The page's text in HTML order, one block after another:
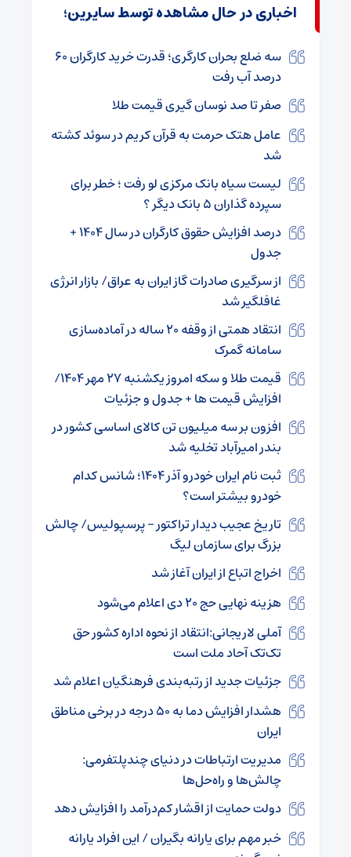
اخباری در حال مشاهده توسط سایرین؛
سه ضلع بحران کارگری؛ قدرت خرید کارگران ۶۰
درصد آب رفت
صفر تا صد نوسان گیری قیمت طلا
عامل هتک حرمت به قرآن کریم در سوئد کشته
شد
لیست سیاه بانک مرکزی لو رفت ؛ خطر برای
سپرده گذاران ۵ بانک دیگر ؟
درصد افزایش حقوق کارگران در سال ۱۴۰۴ +
جدول
از سرگیری صادرات گاز ایران به عراق/ بازار انرژی
غافلگیر شد
انتقاد همتی از وقفه ۲۰ ساله در آماده‌سازی
سامانه گمرک
قیمت طلا و سکه امروز یکشنبه ۲۷ مهر ۱۴۰۴/
افزایش قیمت ها + جدول و جزئیات
افزون بر سه میلیون تن کالای اساسی کشور در
بندر امیرآباد تخلیه شد
ثبت‌ نام ایران‌ خودرو آذر ۱۴۰۴؛ شانس کدام
خودرو بیشتر است؟
تاریخ عجیب دیدار تراکتور – پرسپولیس/ چالش
بزرگ برای سازمان لیگ
اخراج اتباع از ایران آغاز شد
هزینه نهایی حج ۲۰ دی اعلام می‌شود
آملی لاریجانی:انتقاد از نحوه اداره کشور حق
تک‌تک آحاد ملت است
جزئیات جدید از رتبه‌بندی فرهنگیان اعلام شد
هشدار افزایش دما به ۵۰ درجه در برخی مناطق
ایران
مدیریت ارتباطات در دنیای چندپلتفرمی:
چالش‌ها و راه‌حل‌ها
دولت حمایت از اقشار کم‌درآمد را افزایش دهد
خبر مهم برای یارانه بگیران / این افراد یارانه